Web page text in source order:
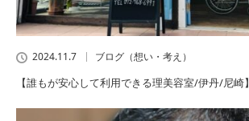
2024.11.7 ブログ（想い・考え）
【誰もが安心して利用できる理美容室/伊丹/尼崎】